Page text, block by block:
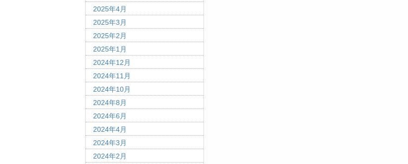
2025年4月
2025年3月
2025年2月
2025年1月
2024年12月
2024年11月
2024年10月
2024年8月
2024年6月
2024年4月
2024年3月
2024年2月